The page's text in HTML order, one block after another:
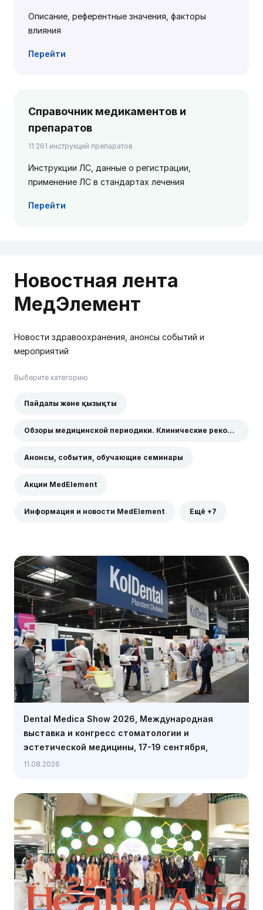
Описание, референтные значения, факторы
влияния
Перейти
Справочник медикаментов и
препаратов
11 261 инструкций препаратов
Инструкции ЛС, данные о регистрации,
применение ЛС в стандартах лечения
Перейти
Новостная лента
МедЭлемент
Новости здравоохранения, анонсы событий и
мероприятий
Выберите категорию
Пайдалы және қызықты
Обзоры медицинской периодики. Клинические рекомендации
Анонсы, события, обучающие семинары
Акции MedElement
Информация и новости MedElement Ещё +7
Dental Medica Show 2026, Международная
выставка и конгресс стоматологии и
эстетической медицины, 17-19 сентября,
Варшава
11.08.2026